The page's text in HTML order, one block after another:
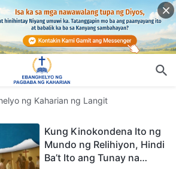
ng Kaharian ng Langit
Kung Kinokondena Ito ng
Mundo ng Relihiyon, Hindi
Ba’t Ito ang Tunay na